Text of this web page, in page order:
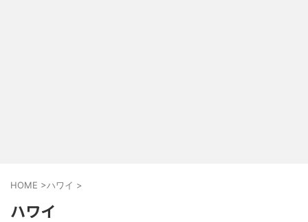
HOME >ハワイ >
ハワイ